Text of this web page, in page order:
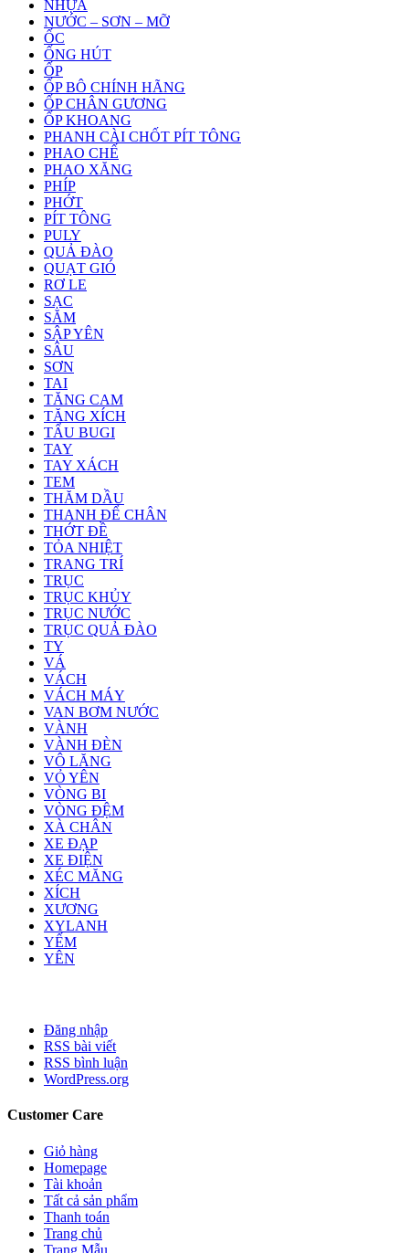
NHỰA
NƯỚC – SƠN – MỠ
ỐC
ỐNG HÚT
ỐP
ỐP BÔ CHÍNH HÃNG
ỐP CHÂN GƯƠNG
ỐP KHOANG
PHANH CÀI CHỐT PÍT TÔNG
PHAO CHẾ
PHAO XĂNG
PHÍP
PHỚT
PÍT TÔNG
PULY
QUẢ ĐÀO
QUẠT GIÓ
RƠ LE
SẠC
SĂM
SẬP YÊN
SÂU
SƠN
TAI
TĂNG CAM
TĂNG XÍCH
TẨU BUGI
TAY
TAY XÁCH
TEM
THĂM DẦU
THANH ĐỂ CHÂN
THỚT ĐỀ
TỎA NHIỆT
TRANG TRÍ
TRỤC
TRỤC KHỦY
TRỤC NƯỚC
TRỤC QUẢ ĐÀO
TY
VÁ
VÁCH
VÁCH MÁY
VAN BƠM NƯỚC
VÀNH
VÀNH ĐÈN
VÔ LĂNG
VỎ YÊN
VÒNG BI
VÒNG ĐỆM
XÀ CHÂN
XE ĐẠP
XE ĐIỆN
XÉC MĂNG
XÍCH
XƯƠNG
XYLANH
YẾM
YÊN
Đăng nhập
RSS bài viết
RSS bình luận
WordPress.org
Customer Care
Giỏ hàng
Homepage
Tài khoản
Tất cả sản phẩm
Thanh toán
Trang chủ
Trang Mẫu